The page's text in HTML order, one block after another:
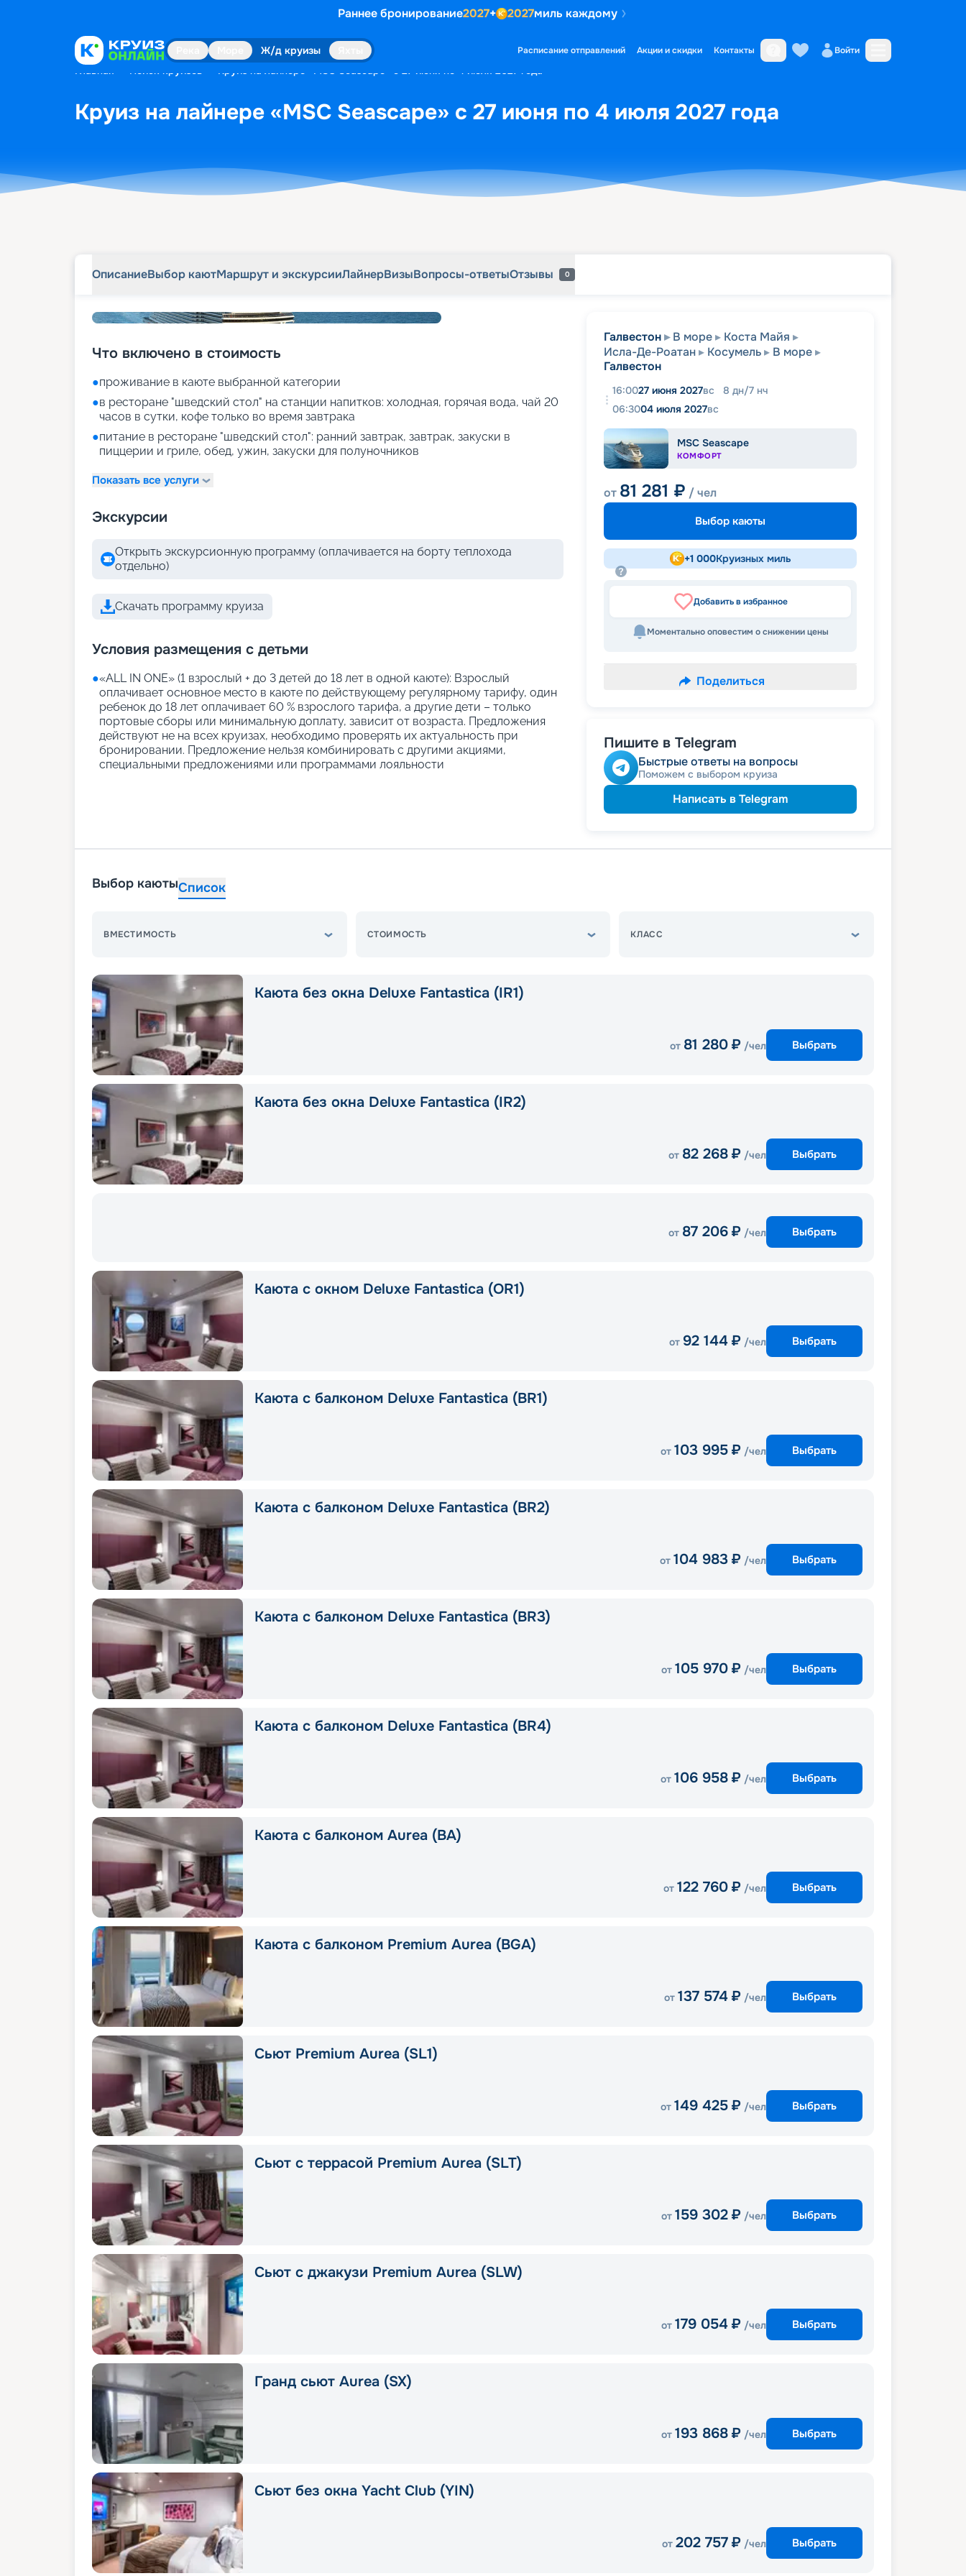
Раннее бронирование2027+ 2027миль каждому
Ж/д круизы Расписание отправлений Акции и скидки Контакты Войти
Главная Поиск круизов Круиз на лайнере «MSC Seascape» с 27 июня по 4 июля 2027 года
Круиз на лайнере «MSC Seascape» с 27 июня по 4 июля 2027 года
ОписаниеВыбор каютМаршрут и экскурсииЛайнерВизыВопросы-ответыОтзывы 0
Что включено в стоимость
●проживание в каюте выбранной категории
●в ресторане "шведский стол" на станции напитков: холодная, горячая вода, чай 20
часов в сутки, кофе только во время завтрака
●питание в ресторане "шведский стол": ранний завтрак, завтрак, закуски в
пиццерии и гриле, обед, ужин, закуски для полуночников
Показать все услуги
Экскурсии
Открыть экскурсионную программу (оплачивается на борту теплохода
отдельно)
Скачать программу круиза
Условия размещения с детьми
●«АLL IN ONE» (1 взрослый + до 3 детей до 18 лет в одной каюте): Взрослый
оплачивает основное место в каюте по действующему регулярному тарифу, один
ребенок до 18 лет оплачивает 60 % взрослого тарифа, а другие дети – только
портовые сборы или минимальную доплату, зависит от возраста. Предложения
действуют не на всех круизах, необходимо проверять их актуальность при
бронировании. Предложение нельзя комбинировать с другими акциями,
специальными предложениями или программами лояльности
Галвестон В море
Коста Майя
Исла-Де-Роатан
Косумель
В море
Галвестон
16:0027 июня 2027вс 8 дн/7 нч
06:3004 июля 2027вс
MSC Seascape
КОМФОРТ
от 81 281 ₽ / чел
Выбор каюты
+1 000Круизных миль
Добавить в избранное
Моментально оповестим о снижении цены
Поделиться
Пишите в Telegram
Быстрые ответы на вопросы
Поможем с выбором круиза
Написать в Telegram
Выбор каютыСписок
ВМЕСТИМОСТЬ СТОИМОСТЬ КЛАСС
Каюта без окна Deluxe Fantastica (IR1)
от 81 280 ₽ /чел Выбрать
Каюта без окна Deluxe Fantastica (IR2)
от 82 268 ₽ /чел Выбрать
от 87 206 ₽ /чел Выбрать
Каюта с окном Deluxe Fantastica (OR1)
от 92 144 ₽ /чел Выбрать
Каюта с балконом Deluxe Fantastica (BR1)
от 103 995 ₽ /чел Выбрать
Каюта с балконом Deluxe Fantastica (BR2)
от 104 983 ₽ /чел Выбрать
Каюта с балконом Deluxe Fantastica (BR3)
от 105 970 ₽ /чел Выбрать
Каюта с балконом Deluxe Fantastica (BR4)
от 106 958 ₽ /чел Выбрать
Каюта с балконом Aurea (BA)
от 122 760 ₽ /чел Выбрать
Каюта с балконом Premium Aurea (BGA)
от 137 574 ₽ /чел Выбрать
Сьют Premium Aurea (SL1)
от 149 425 ₽ /чел Выбрать
Сьют с террасой Premium Aurea (SLT)
от 159 302 ₽ /чел Выбрать
Сьют с джакузи Premium Aurea (SLW)
от 179 054 ₽ /чел Выбрать
Гранд сьют Aurea (SX)
от 193 868 ₽ /чел Выбрать
Сьют без окна Yacht Club (YIN)
от 202 757 ₽ /чел Выбрать